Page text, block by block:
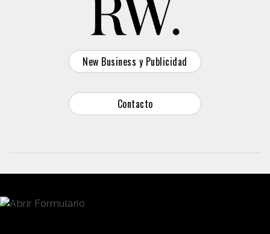
New Business y Publicidad
Contacto
© 2026 Reason Why
Dirección: